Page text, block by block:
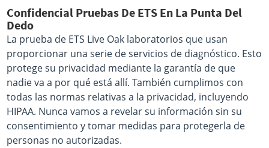
Confidencial Pruebas De ETS En La Punta Del
Dedo
La prueba de ETS Live Oak laboratorios que usan
proporcionar una serie de servicios de diagnóstico. Esto
protege su privacidad mediante la garantía de que
nadie va a por qué está allí. También cumplimos con
todas las normas relativas a la privacidad, incluyendo
HIPAA. Nunca vamos a revelar su información sin su
consentimiento y tomar medidas para protegerla de
personas no autorizadas.